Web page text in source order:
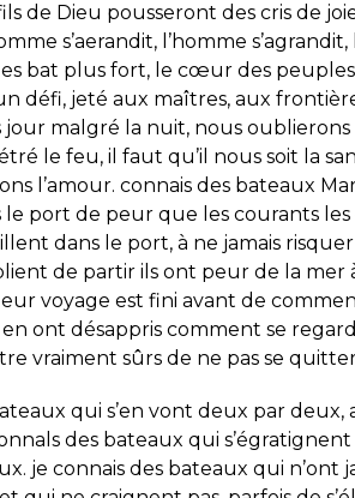
de Dieu pousseront des cris de
s’aerandit, l’homme
bat plus fort, le cœur des peuples
défi, jeté aux maîtres, aux
malgré la nuit, nous oublierons
le feu, il faut qu’il nous soit la
l’amour. connais des bateaux
port de peur que les courants
dans le port, à ne jamais
de partir ils ont peur de la mer
voyage est fini avant de
en ont désappris comment se
vraiment sûrs de ne pas se
qui s’en vont deux par
des bateaux qui
je connais des bateaux qui n’ont